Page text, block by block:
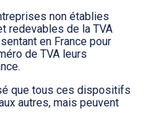
non établies
redevables de la TVA
en France pour
de TVA leurs
que tous ces dispositifs
autres, mais peuvent